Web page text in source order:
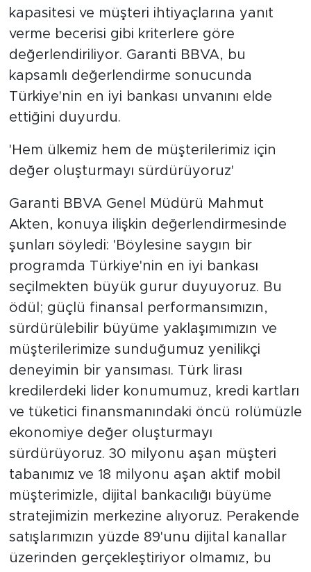
kapasitesi ve müşteri ihtiyaçlarına yanıt
verme becerisi gibi kriterlere göre
değerlendiriliyor. Garanti BBVA, bu
kapsamlı değerlendirme sonucunda
Türkiye'nin en iyi bankası unvanını elde
ettiğini duyurdu.
'Hem ülkemiz hem de müşterilerimiz için
değer oluşturmayı sürdürüyoruz'
Garanti BBVA Genel Müdürü Mahmut
Akten, konuya ilişkin değerlendirmesinde
şunları söyledi: 'Böylesine saygın bir
programda Türkiye'nin en iyi bankası
seçilmekten büyük gurur duyuyoruz. Bu
ödül; güçlü finansal performansımızın,
sürdürülebilir büyüme yaklaşımımızın ve
müşterilerimize sunduğumuz yenilikçi
deneyimin bir yansıması. Türk lirası
kredilerdeki lider konumumuz, kredi kartları
ve tüketici finansmanındaki öncü rolümüzle
ekonomiye değer oluşturmayı
sürdürüyoruz. 30 milyonu aşan müşteri
tabanımız ve 18 milyonu aşan aktif mobil
müşterimizle, dijital bankacılığı büyüme
stratejimizin merkezine alıyoruz. Perakende
satışlarımızın yüzde 89'unu dijital kanallar
üzerinden gerçekleştiriyor olmamız, bu